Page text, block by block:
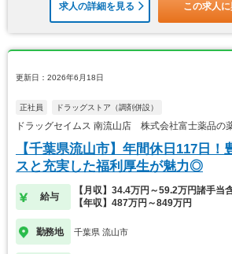
求人の詳細を見る この求人
更新日：2026年6月18日
正社員 ドラッグストア（調剤併設）
ドラッグセイムス 南流山店 株式会社富士薬品の
【千葉県流山市】年間休日117日！
スと充実した福利厚生が魅力◎
給与
【月収】34.4万円～59.2万円諸手当
【年収】487万円～849万円
勤務地 千葉県 流山市